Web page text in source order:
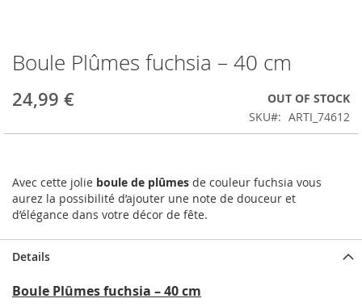
Skip
to
the
beginning
Boule Plûmes fuchsia – 40 cm
24,99 €
OUT OF STOCK
SKU
ARTI_74612
Avec cette jolie boule de plûmes de couleur fuchsia vous
aurez la possibilité d’ajouter une note de douceur et
d’élégance dans votre décor de fête.
Details
Boule Plûmes fuchsia – 40 cm